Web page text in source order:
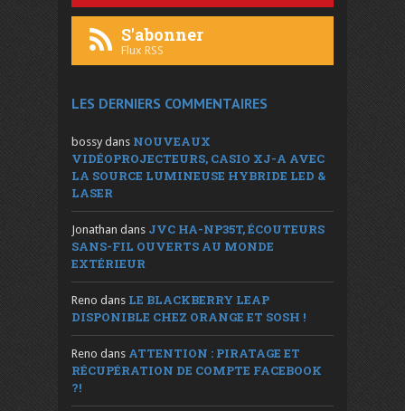
S'abonner
Flux RSS
LES DERNIERS COMMENTAIRES
bossy dans NOUVEAUX
VIDÉOPROJECTEURS, CASIO XJ-A AVEC
LA SOURCE LUMINEUSE HYBRIDE LED &
LASER
Jonathan dans JVC HA-NP35T, ÉCOUTEURS
SANS-FIL OUVERTS AU MONDE
EXTÉRIEUR
Reno dans LE BLACKBERRY LEAP
DISPONIBLE CHEZ ORANGE ET SOSH !
Reno dans ATTENTION : PIRATAGE ET
RÉCUPÉRATION DE COMPTE FACEBOOK
?!